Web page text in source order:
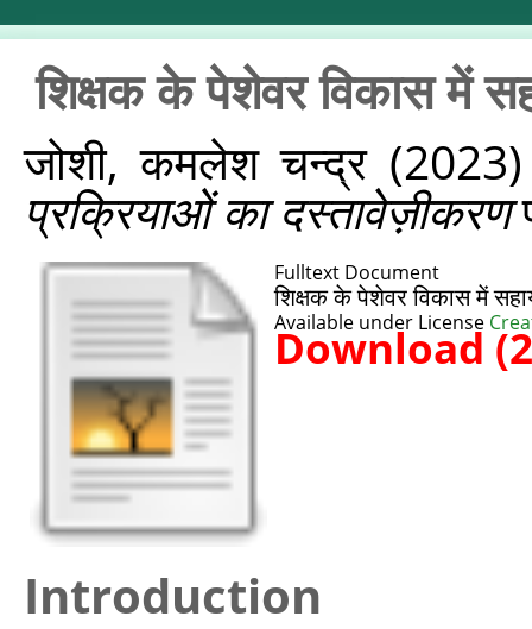
शिक्षक के पेशेवर विकास में
जोशी, कमलेश चन्द्र
प्रक्रियाओं का दस्तावेज़ीकरण
Fulltext Document
शिक्षक के पेशेवर विकास में
Available under License
Download
Introduction